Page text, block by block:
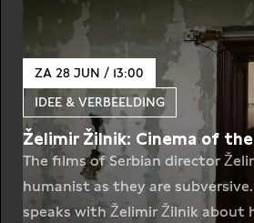
ZA 28 JUN / 13:00
IDEE & VERBEELDING
Želimir Žilnik: Cinema of
The films of Serbian director
humanist as they are
speaks with Želimir Žilnik about